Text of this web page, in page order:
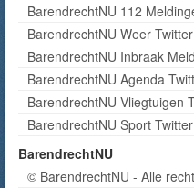
BarendrechtNU 112
BarendrechtNU Weer Twitter
BarendrechtNU Inbraak
BarendrechtNU Agenda
BarendrechtNU Vliegtuigen
BarendrechtNU Sport Twitter
BarendrechtNU
© BarendrechtNU - Alle